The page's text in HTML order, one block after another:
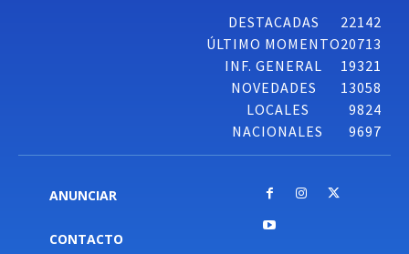
DESTACADAS
22142
ÚLTIMO MOMENTO20713
INF. GENERAL
19321
NOVEDADES
13058
LOCALES
9824
NACIONALES
9697
ANUNCIAR
CONTACTO